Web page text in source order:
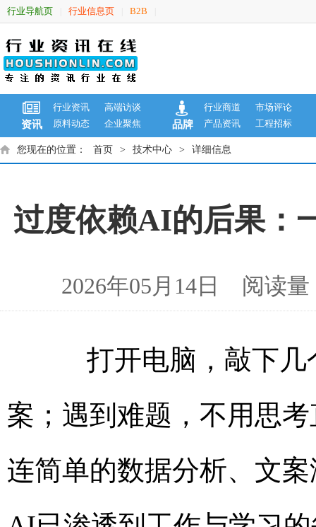
行业导航页 行业信息页 B2B
资讯
行业资讯
高端访谈
原料动态
企业聚焦 品牌
行业商道
市场评论
产品资讯
工程招标
您现在的位置： 首页 > 技术中心 > 详细信息
过度依赖AI的后果：
2026年05月14日 阅读
打开电脑，敲下几
案；遇到难题，不用思
连简单的数据分析、文